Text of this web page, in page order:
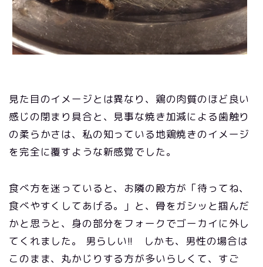
見た目のイメージとは異なり、鶏の肉質のほど良い
感じの閉まり具合と、見事な焼き加減による歯触り
の柔らかさは、私の知っている地鶏焼きのイメージ
を完全に覆すような新感覚でした。
食べ方を迷っていると、お隣の殿方が「待ってね、
食べやすくしてあげる。」と、骨をガシッと掴んだ
かと思うと、身の部分をフォークでゴーカイに外し
てくれました。 男らしい!! しかも、男性の場合は
このまま、丸かじりする方が多いらしくて、すご